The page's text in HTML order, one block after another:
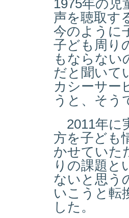
1975年の児
声を聴取す
今のように
子ども周り
もならない
だと聞いて
カシーサー
うと、そう
2011年に
方を子ども
かせていた
りの課題と
ないと思う
いこうと転
した。